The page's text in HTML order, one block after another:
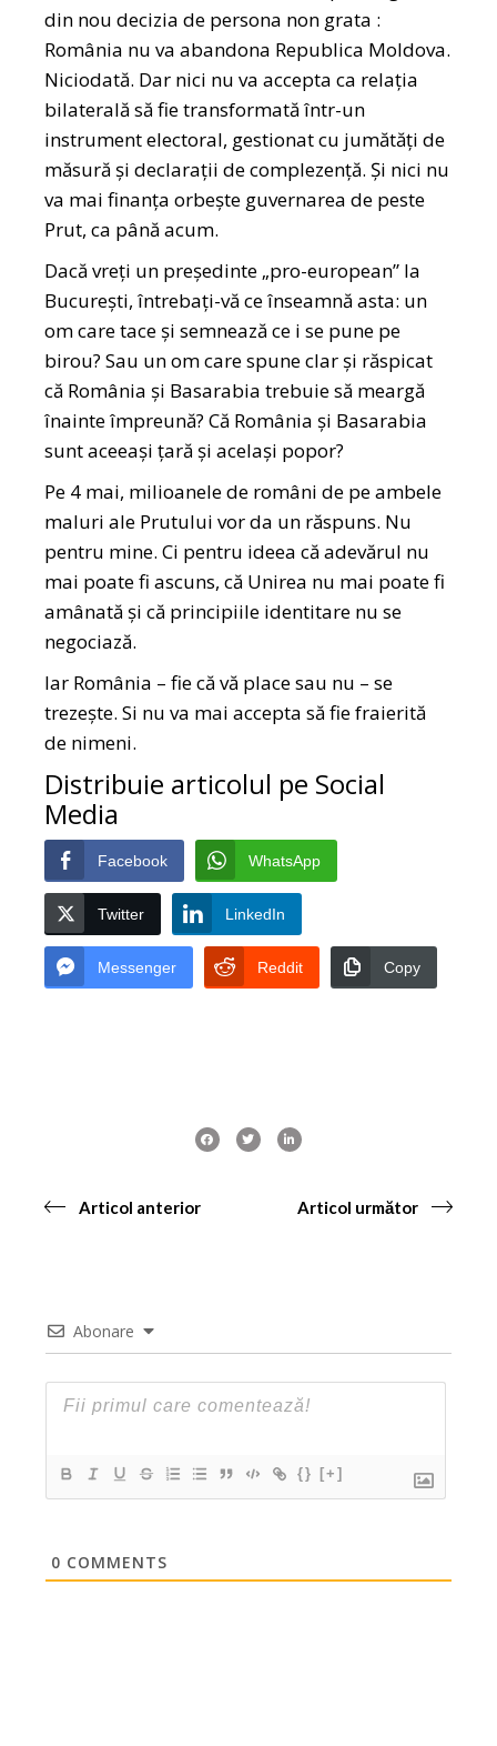
din nou decizia de persona non grata :
România nu va abandona Republica Moldova.
Niciodată. Dar nici nu va accepta ca relația
bilaterală să fie transformată într-un
instrument electoral, gestionat cu jumătăți de
măsură și declarații de complezență. Și nici nu
va mai finanța orbește guvernarea de peste
Prut, ca până acum.
Dacă vreți un președinte „pro-european” la
București, întrebați-vă ce înseamnă asta: un
om care tace și semnează ce i se pune pe
birou? Sau un om care spune clar și răspicat
că România și Basarabia trebuie să meargă
înainte împreună? Că România și Basarabia
sunt aceeași țară și același popor?
Pe 4 mai, milioanele de români de pe ambele
maluri ale Prutului vor da un răspuns. Nu
pentru mine. Ci pentru ideea că adevărul nu
mai poate fi ascuns, că Unirea nu mai poate fi
amânată și că principiile identitare nu se
negociază.
Iar România – fie că vă place sau nu – se
trezește. Si nu va mai accepta să fie fraierită
de nimeni.
Distribuie articolul pe Social
Media
Facebook WhatsApp
Twitter LinkedIn
Messenger Reddit Copy
Articol anterior Articol următor
Abonare
{} [+]
0 COMMENTS